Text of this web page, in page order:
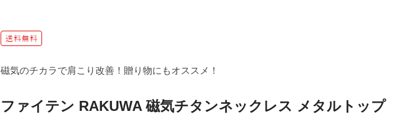
磁気のチカラで肩こり改善！贈り物にもオススメ！
ファイテン RAKUWA 磁気チタンネックレス メタルトップ